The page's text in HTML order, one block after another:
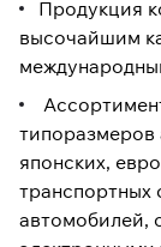
Продукция
высочайшим
типоразмеров
японских,
транспортных
автомобилей,